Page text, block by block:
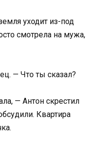
уходит из-под
смотрела на мужа,
— Что ты сказал?
— Антон скрестил
Квартира